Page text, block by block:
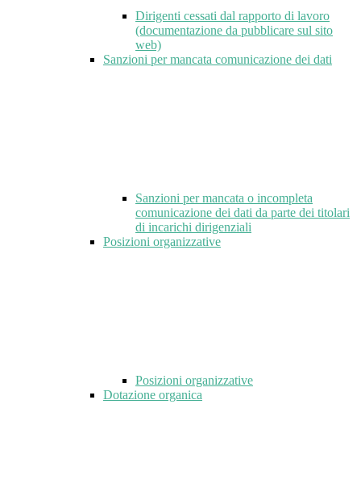
Dirigenti cessati dal rapporto di lavoro
(documentazione da pubblicare sul sito
web)
Sanzioni per mancata comunicazione dei dati
Sanzioni per mancata o incompleta
comunicazione dei dati da parte dei titolari
di incarichi dirigenziali
Posizioni organizzative
Posizioni organizzative
Dotazione organica